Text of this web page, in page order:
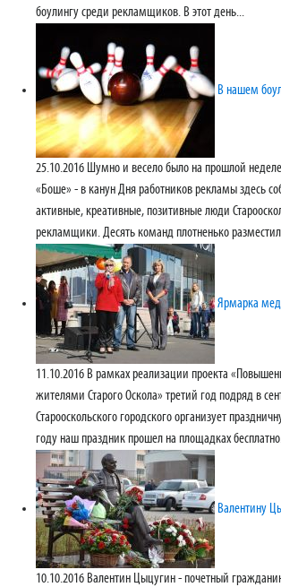
боулингу среди рекламщиков. В этот день...
В нашем
25.10.2016 Шумно и весело было на прошлой
«Боше» - в канун Дня работников рекламы здесь
активные, креативные, позитивные люди
рекламщики. Десять команд плотненько
Ярмарка
11.10.2016 В рамках реализации проекта
жителями Старого Оскола» третий год подряд в
Старооскольского городского организует
году наш праздник прошел на площадках
Валентину
10.10.2016 Валентин Цыцугин - почетный